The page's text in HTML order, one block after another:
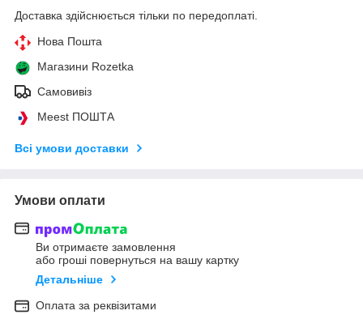
Доставка здійснюється тільки по передоплаті.
Нова Пошта
Магазини Rozetka
Самовивіз
Meest ПОШТА
Всі умови доставки
Умови оплати
Ви отримаєте замовлення
або гроші повернуться на вашу картку
Детальніше
Оплата за реквізитами